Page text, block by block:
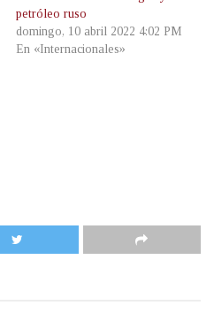
petróleo ruso
domingo, 10 abril 2022 4:02 PM
En «Internacionales»